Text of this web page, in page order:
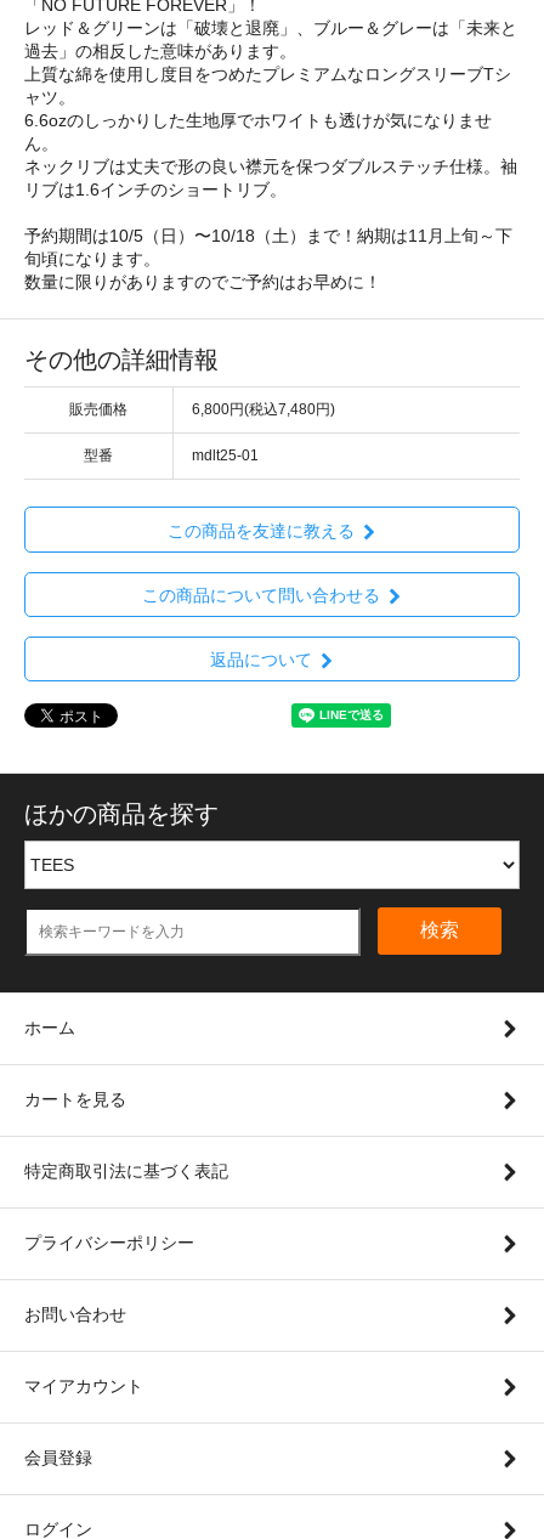
「NO FUTURE FOREVER」！
レッド＆グリーンは「破壊と退廃」、ブルー＆グレーは「未来と
過去」の相反した意味があります。
上質な綿を使用し度目をつめたプレミアムなロングスリーブTシ
ャツ。
6.6ozのしっかりした生地厚でホワイトも透けが気になりませ
ん。
ネックリブは丈夫で形の良い襟元を保つダブルステッチ仕様。袖
リブは1.6インチのショートリブ。
予約期間は10/5（日）〜10/18（土）まで！納期は11月上旬～下
旬頃になります。
数量に限りがありますのでご予約はお早めに！
その他の詳細情報
販売価格 6,800円(税込7,480円)
型番 mdlt25-01
この商品を友達に教える
この商品について問い合わせる
返品について
ほかの商品を探す
検索
ホーム
カートを見る
特定商取引法に基づく表記
プライバシーポリシー
お問い合わせ
マイアカウント
会員登録
ログイン